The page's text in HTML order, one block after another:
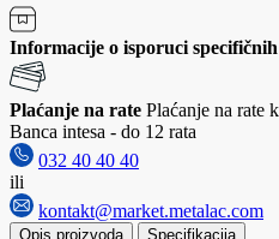
Informacije o isporuci
Plaćanje na rate Plaćanje na rate
Banca intesa - do 12 rata
032 40 40 40
ili
kontakt@market.metalac.com
Opis proizvoda Specifikacija